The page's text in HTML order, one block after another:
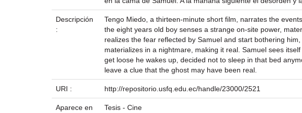
Descripción
:
Tengo Miedo, a thirteen-minute short film, narrates the
the eight years old boy senses a strange on-site power,
realizes the fear reflected by Samuel and start bothering
materializes in a nightmare, making it real. Samuel sees
get loose he wakes up, decided not to sleep in that bed
leave a clue that the ghost may have been real.
URI : http://repositorio.usfq.edu.ec/handle/23000/2521
Aparece en
Tesis - Cine